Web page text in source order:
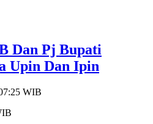
Dan Pj Bupati
Upin Dan Ipin
WIB